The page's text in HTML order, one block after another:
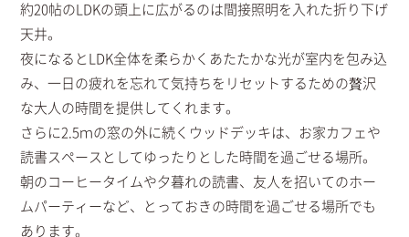
約20帖のLDKの頭上に広がるのは間接照明を入れた折り下げ
天井。
夜になるとLDK全体を柔らかくあたたかな光が室内を包み込
み、一日の疲れを忘れて気持ちをリセットするための贅沢
な大人の時間を提供してくれます。
さらに2.5ｍの窓の外に続くウッドデッキは、お家カフェや
読書スペースとしてゆったりとした時間を過ごせる場所。
朝のコーヒータイムや夕暮れの読書、友人を招いてのホー
ムパーティーなど、とっておきの時間を過ごせる場所でも
あります。